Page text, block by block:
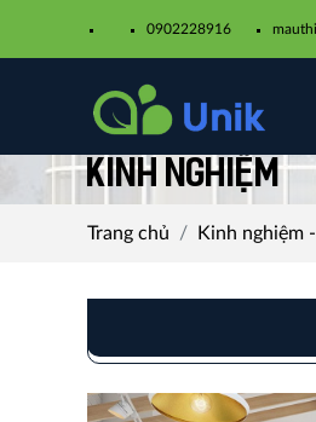
0902228916
Kinh nghiệm
Trang chủ Kinh nghiệm